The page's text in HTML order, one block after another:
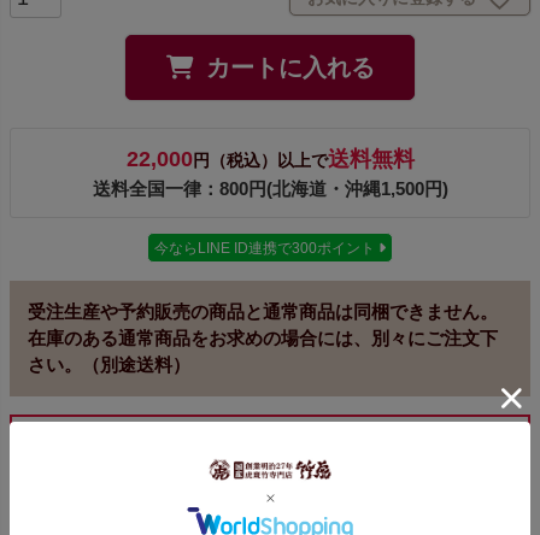
カートに入れる
22,000円（税込）以上で送料無料
送料全国一律：800円(北海道・沖縄1,500円)
今ならLINE ID連携で300ポイント
受注生産や予約販売の商品と通常商品は同梱できません。
在庫のある通常商品をお求めの場合には、別々にご注文下
さい。（別途送料）
の商品です。